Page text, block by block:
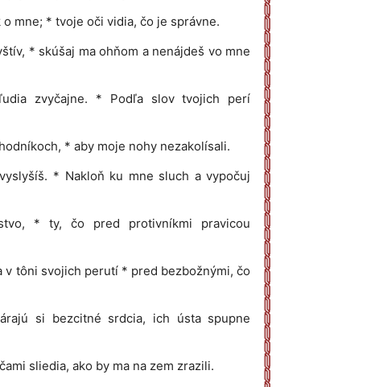
mne; * tvoje oči vidia, čo je správne.
* skúšaj ma ohňom a nenájdeš vo mne
zvyčajne. * Podľa slov tvojich perí
* aby moje nohy nezakolísali.
* Nakloň ku mne sluch a vypočuj
* ty, čo pred protivníkmi pravicou
v tôni svojich perutí * pred bezbožnými, čo
si bezcitné srdcia, ich ústa spupne
sliedia, ako by ma na zem zrazili.